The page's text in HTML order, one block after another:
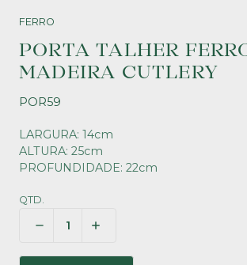
FERRO
PORTA TALHER
MADEIRA CUTLERY
POR59
LARGURA: 14cm
ALTURA: 25cm
PROFUNDIDADE: 22cm
QTD.